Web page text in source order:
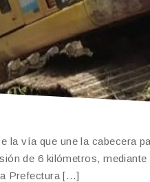
la vía que une la cabecera
de 6 kilómetros,
Prefectura […]